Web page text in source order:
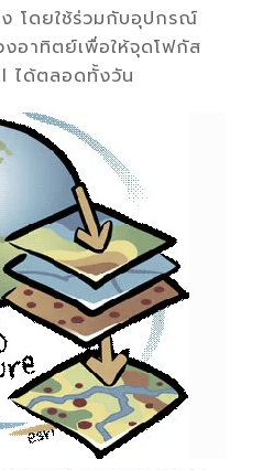
โดยใช้ร่วมกับอุปกรณ์
อาทิตย์เพื่อให้จุดโฟกัส
ได้ตลอดทั้งวัน